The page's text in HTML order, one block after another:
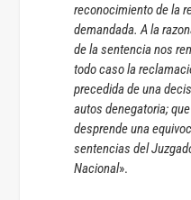
reconocimiento de la
demandada. A la
de la sentencia nos
todo caso la
precedida de una
autos denegatoria;
desprende una
sentencias del
Nacional».